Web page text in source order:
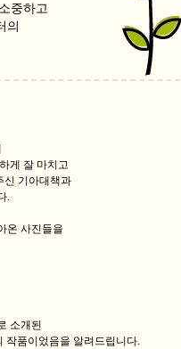
중하고
의
게 잘 마치고
신 기아대책과
.
온 사진들을
소개된
작품이었음을 알려드립니다.